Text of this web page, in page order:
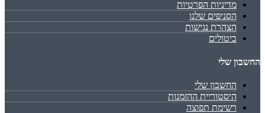
מדיניות הפרטיות
הסניפים שלנו
הצהרת נגישות
ביטולים
החשבון שלי
החשבון שלי
היסטוריית ההזמנות
רשימת תפוצה